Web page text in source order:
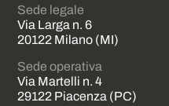
Sede legale
Via Larga n. 6
20122 Milano (MI)
Sede operativa
Via Martelli n. 4
29122 Piacenza (PC)